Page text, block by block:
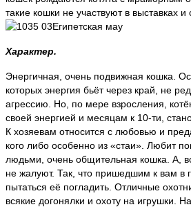
такие кошки не участвуют в выставках и
Характер.
Энергичная, очень подвижная кошка.
которых энергия бьёт через край, не
агрессию. Но, по мере взросления,
своей энергией и месяцам к 10-ти,
К хозяевам относится с любовью и
кого либо особенно из «стаи». Любит
людьми, очень общительная кошка. А,
не жалуют. Так, что пришедшим к вам в
пытаться её погладить. Отличные
всякие догонялки и охоту на игрушки.